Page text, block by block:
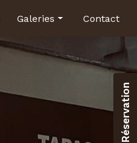
Réservation
Galeries
Brasserie
Contact